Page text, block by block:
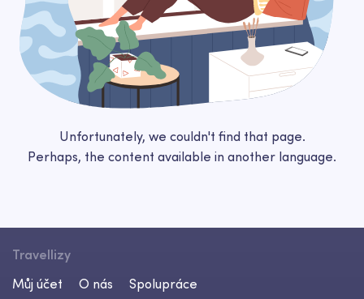
Unfortunately, we couldn't find that page.
Perhaps, the content available in another language.
Travellizy
Můj účet
O nás
Spolupráce